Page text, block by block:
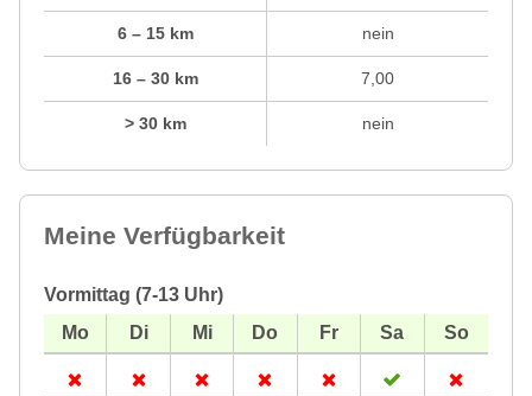
6 – 15 km
16 – 30 km
> 30 km
nein
7,00
nein
Meine Verfügbarkeit
Vormittag (7-13 Uhr)